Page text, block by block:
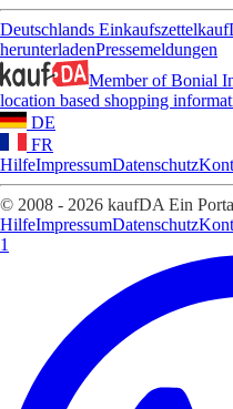
Deutschlands Einkaufszettel
herunterladenPressemeldungen
Member of Bonial
location based shopping
DE
FR
HilfeImpressumDatenschutz
© 2008 - 2026 kaufDA Ein
HilfeImpressumDatenschutz
1